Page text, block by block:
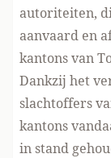
autoriteiten,
aanvaard en
kantons van
Dankzij het
slachtoffers
kantons
in stand